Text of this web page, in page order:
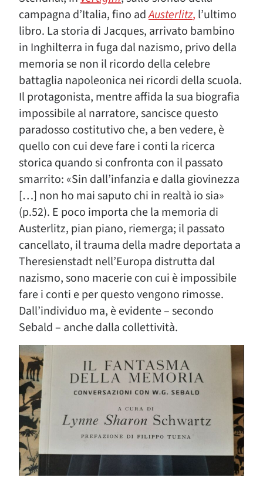
campagna d’Italia, fino adAusterlitz, l’ultimo
libro. La storia di Jacques, arrivato bambino
in Inghilterra in fuga dal nazismo, privo della
memoria se non il ricordo della celebre
battaglia napoleonica nei ricordi della scuola.
Il protagonista, mentre affida la sua biografia
impossibile al narratore, sancisce questo
paradosso costitutivo che, a ben vedere, è
quello con cui deve fare i conti la ricerca
storica quando si confronta con il passato
smarrito: «Sin dall’infanzia e dalla giovinezza
[…] non ho mai saputo chi in realtà io sia»
(p.52). E poco importa che la memoria di
Austerlitz, pian piano, riemerga; il passato
cancellato, il trauma della madre deportata a
Theresienstadt nell’Europa distrutta dal
nazismo, sono macerie con cui è impossibile
fare i conti e per questo vengono rimosse.
Dall’individuo ma, è evidente – secondo
Sebald – anche dalla collettività.